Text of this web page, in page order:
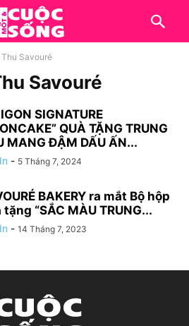
Savouré
Savouré
SIGNATURE
QUÀ TẶNG TRUNG
MANG ĐẬM DẤU ẤN...
- 5 Tháng 7, 2024
BAKERY ra mắt Bộ hộp
tặng “SẮC MÀU TRUNG...
- 14 Tháng 7, 2023